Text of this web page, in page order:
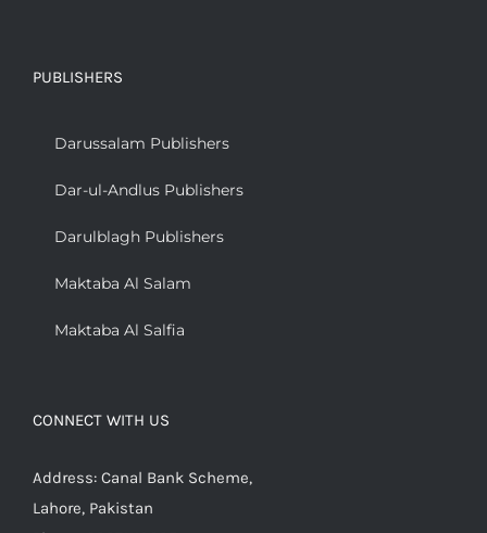
PUBLISHERS
Darussalam Publishers
Dar-ul-Andlus Publishers
Darulblagh Publishers
Maktaba Al Salam
Maktaba Al Salfia
CONNECT WITH US
Address: Canal Bank Scheme,
Lahore, Pakistan